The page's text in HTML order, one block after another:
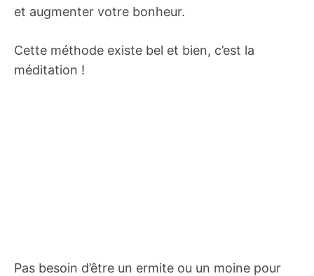
et augmenter votre bonheur.
Cette méthode existe bel et bien, c’est la
méditation !
Pas besoin d’être un ermite ou un moine pour